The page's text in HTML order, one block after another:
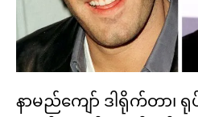
နာမည်ကျော် ဒါရိုက်တာ